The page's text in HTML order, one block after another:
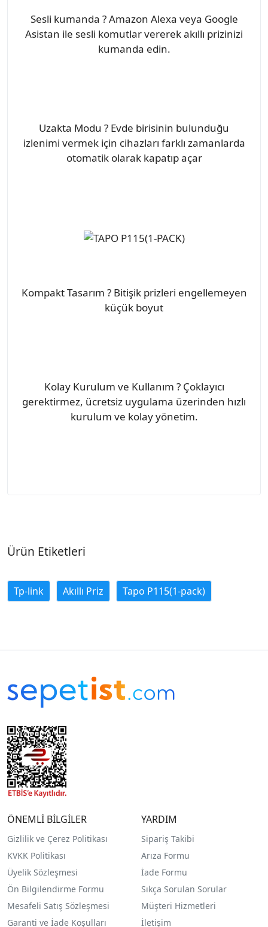
Sesli kumanda ? Amazon Alexa veya Google
Asistan ile sesli komutlar vererek akıllı prizinizi
kumanda edin.
Uzakta Modu ? Evde birisinin bulunduğu
izlenimi vermek için cihazları farklı zamanlarda
otomatik olarak kapatıp açar
Kompakt Tasarım ? Bitişik prizleri engellemeyen
küçük boyut
Kolay Kurulum ve Kullanım ? Çoklayıcı
gerektirmez, ücretsiz uygulama üzerinden hızlı
kurulum ve kolay yönetim.
Ürün Etiketleri
Tp-link Akıllı Priz Tapo P115(1-pack)
ÖNEMLİ BİLGİLER
Gizlilik ve Çerez Politikası
KVKK Politikası
Üyelik Sözleşmesi
Ön Bilgilendirme Formu
Mesafeli Satış Sözleşmesi
Garanti ve İade Koşulları
YARDIM
Sipariş Takibi
Arıza Formu
İade Formu
Sıkça Sorulan Sorular
Müşteri Hizmetleri
İletişim